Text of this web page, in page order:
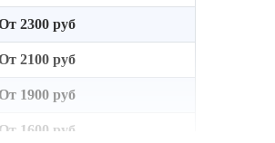
2300 руб
2100 руб
От 1900 руб
От 1600 руб